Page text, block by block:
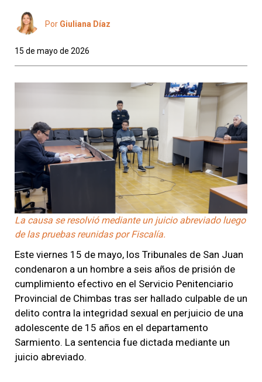
Por Giuliana Díaz
15 de mayo de 2026
La causa se resolvió mediante un juicio abreviado luego
de las pruebas reunidas por Fiscalía.
Este viernes 15 de mayo, los Tribunales de San Juan
condenaron a un hombre a seis años de prisión de
cumplimiento efectivo en el Servicio Penitenciario
Provincial de Chimbas tras ser hallado culpable de un
delito contra la integridad sexual en perjuicio de una
adolescente de 15 años en el departamento
Sarmiento. La sentencia fue dictada mediante un
juicio abreviado.